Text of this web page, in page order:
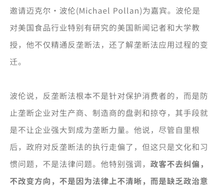
邀请迈克尔·波伦(Michael Pollan)为嘉宾。波伦是
对美国食品行业特别有研究的美国新闻记者和大学教
授，他不仅精通反垄断法，还了解垄断法应用过程的变
迁。
波伦说，反垄断法根本不是针对保护消费者的，而是防
止垄断企业对生产商、制造商的盘剥和掠夺，其手段就
是不让企业强大到成为垄断力量。他说，尽管自里根
后，政府对反垄断法的执行走偏了，但这只是文化和习
惯问题，不是法律问题。他特别强调， 政客不去纠偏，
不改变方向，不是因为法律上不清晰，而是缺乏政治意